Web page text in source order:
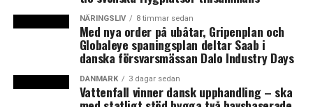
NÄRINGSLIV 8 timmar sedan
Med nya order på ubåtar, Gripenplan och
Globaleye spaningsplan deltar Saab i
danska försvarsmässan Dalo Industry Days
DANMARK 3 dagar sedan
Vattenfall vinner dansk upphandling – ska